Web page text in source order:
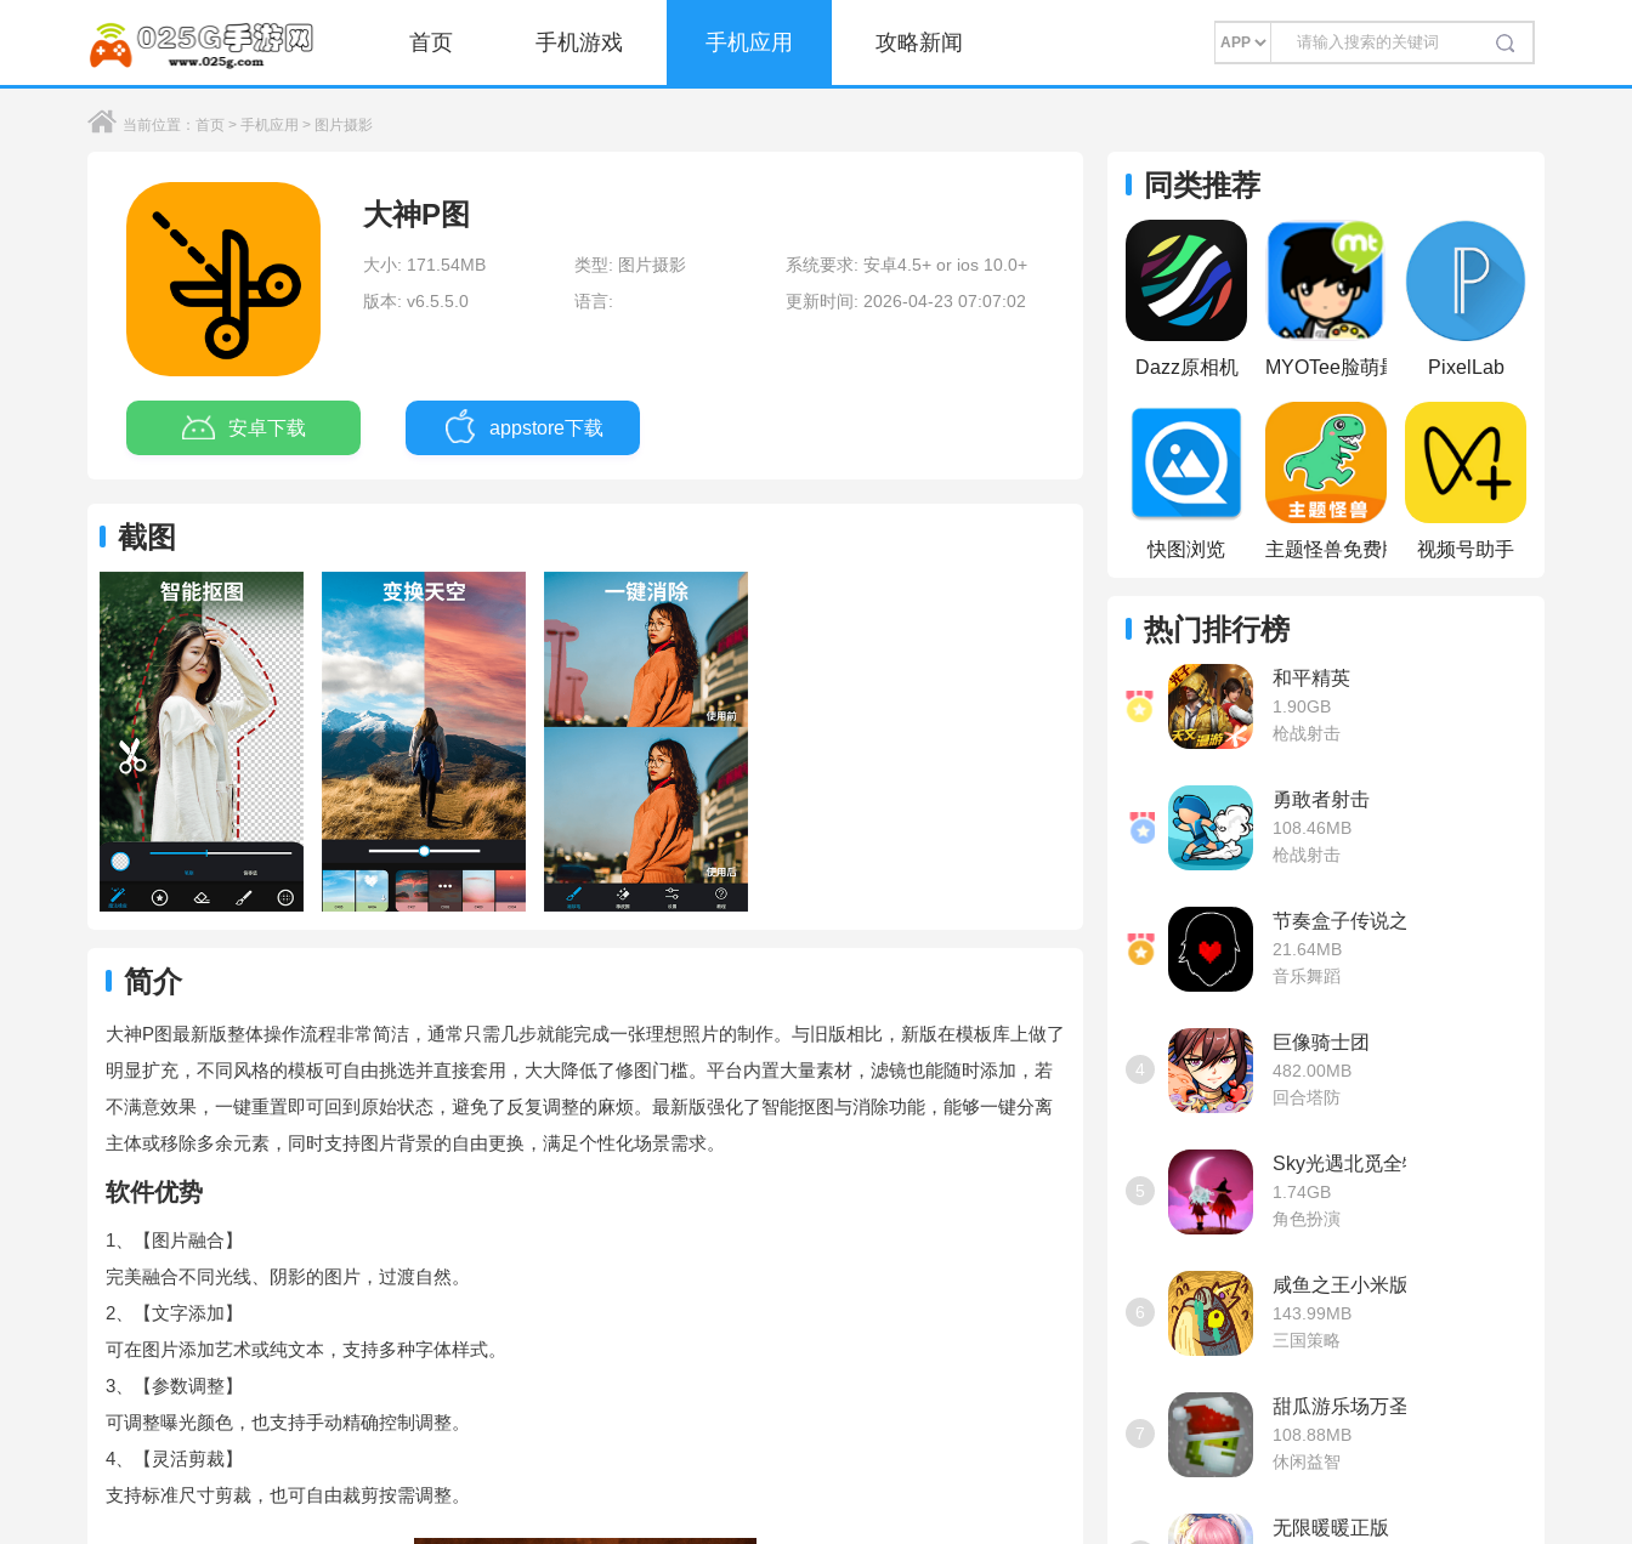
首页 手机游戏 手机应用 攻略新闻
当前位置： 首页 > 手机应用 > 图片摄影
大神P图
大小: 171.54MB 类型: 图片摄影
系统要求: 安卓4.5+ or ios 10.0+
版本: v6.5.5.0
语言: 更新时间: 2026-04-23 07:07:02
安卓下载 appstore下载
截图
简介
大神P图最新版整体操作流程非常简洁，通常只需几步就能完成一张理想照片的制作。与旧版相比，新版在模板库上做了
明显扩充，不同风格的模板可自由挑选并直接套用，大大降低了修图门槛。平台内置大量素材，滤镜也能随时添加，若
不满意效果，一键重置即可回到原始状态，避免了反复调整的麻烦。最新版强化了智能抠图与消除功能，能够一键分离
主体或移除多余元素，同时支持图片背景的自由更换，满足个性化场景需求。
软件优势
1、【图片融合】
完美融合不同光线、阴影的图片，过渡自然。
2、【文字添加】
可在图片添加艺术或纯文本，支持多种字体样式。
3、【参数调整】
可调整曝光颜色，也支持手动精确控制调整。
4、【灵活剪裁】
支持标准尺寸剪裁，也可自由裁剪按需调整。
同类推荐
Dazz原相机 MYOTee脸萌最新版PixelLab
快图浏览 主题怪兽免费版 视频号助手
热门排行榜
和平精英
1.90GB
枪战射击
勇敢者射击
108.46MB
枪战射击
节奏盒子传说之下模组
21.64MB
音乐舞蹈
4
巨像骑士团
482.00MB
回合塔防
5
Sky光遇北觅全物品版
1.74GB
角色扮演
6
咸鱼之王小米版
143.99MB
三国策略
7
甜瓜游乐场万圣节版本
108.88MB
休闲益智
无限暖暖正版